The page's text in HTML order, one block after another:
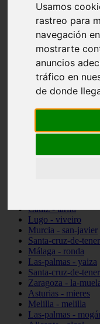
Usamos
rastreo para
navegación
mostrarte
anuncios
tráfico en
de donde
Teruel - sarrión
Cádiz - algodonales
Illes-balears - inca
Madrid - madrid
Málaga -
Asturias - oviedo
Cádiz - el-puerto-
Asturias - aller
Toledo - illescas
Málaga - marbella
Barcelona -
Pontevedra - lalín
Cádiz - tarifa
Lugo - viveiro
Murcia - san-javier
Santa-cruz-de-
Málaga - ronda
Las-palmas - yaiza
Santa-cruz-de-
Zaragoza - la-
Asturias - mieres
Melilla - melilla
Las-palmas -